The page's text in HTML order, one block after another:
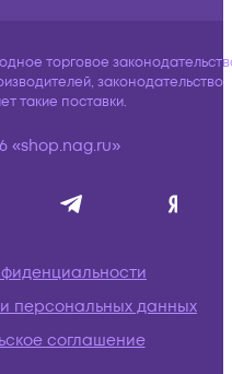
торговое
законодательство
такие поставки.
«shop.nag.ru»
персональных данных
соглашение